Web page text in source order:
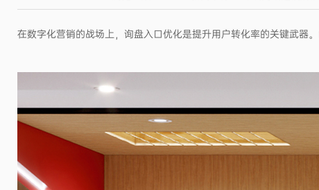
在数字化营销的战场上，询盘入口优化是提升用户转化率的关键武器